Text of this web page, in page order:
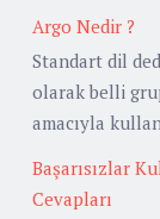
Argo Nedir ?
Standart dil
olarak belli
amacıyla
Başarısızlar
Cevapları